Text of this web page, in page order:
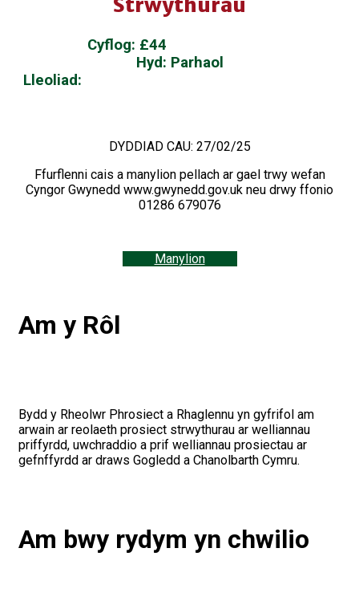
Cyflog: £44
Hyd: Parhaol
Lleoliad:
DYDDIAD CAU: 27/02/25
Ffurflenni cais a manylion pellach ar gael trwy wefan
Cyngor Gwynedd www.gwynedd.gov.uk neu drwy ffonio
01286 679076
Manylion
Am y Rôl
Bydd y Rheolwr Phrosiect a Rhaglennu yn gyfrifol am
arwain ar reolaeth prosiect strwythurau ar welliannau
priffyrdd, uwchraddio a prif welliannau prosiectau ar
gefnffyrdd ar draws Gogledd a Chanolbarth Cymru.
Am bwy rydym yn chwilio